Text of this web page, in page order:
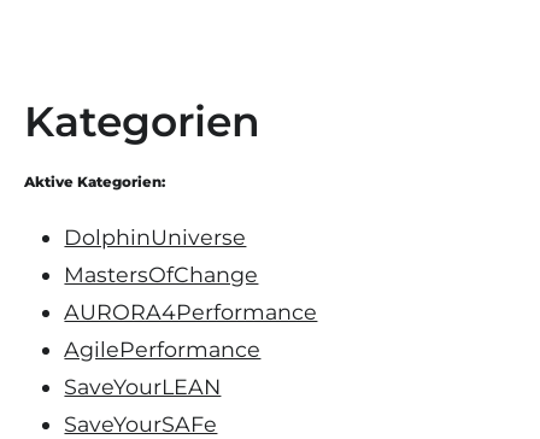
Kategorien
Aktive Kategorien:
DolphinUniverse
MastersOfChange
AURORA4Performance
AgilePerformance
SaveYourLEAN
SaveYourSAFe